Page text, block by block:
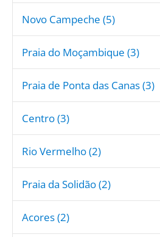
Novo Campeche (5)
Praia do Moçambique (3)
Praia de Ponta das Canas (3)
Centro (3)
Rio Vermelho (2)
Praia da Solidão (2)
Acores (2)